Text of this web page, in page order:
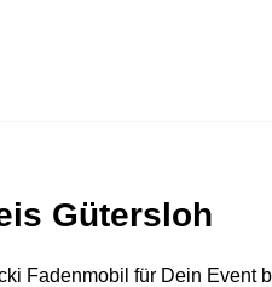
Gütersloh
Fadenmobil für Dein Event